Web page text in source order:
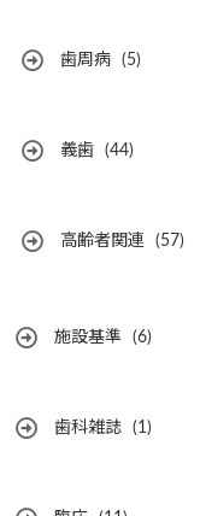
歯周病 (5)
義歯 (44)
高齢者関連 (57)
施設基準 (6)
歯科雑誌 (1)